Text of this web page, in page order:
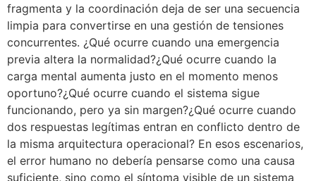
fragmenta y la coordinación deja de ser una secuencia
limpia para convertirse en una gestión de tensiones
concurrentes. ¿Qué ocurre cuando una emergencia
previa altera la normalidad?¿Qué ocurre cuando la
carga mental aumenta justo en el momento menos
oportuno?¿Qué ocurre cuando el sistema sigue
funcionando, pero ya sin margen?¿Qué ocurre cuando
dos respuestas legítimas entran en conflicto dentro de
la misma arquitectura operacional? En esos escenarios,
el error humano no debería pensarse como una causa
suficiente, sino como el síntoma visible de un sistema